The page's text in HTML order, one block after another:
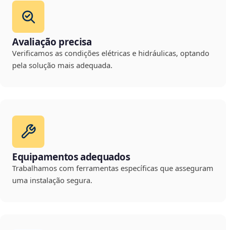
Avaliação precisa
Verificamos as condições elétricas e hidráulicas, optando
pela solução mais adequada.
Equipamentos adequados
Trabalhamos com ferramentas específicas que asseguram
uma instalação segura.